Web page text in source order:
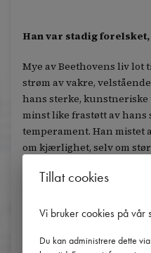
Han var stadig
Mye av Beethovens liv
strøm av vakre,
hans sterke,
minst like frastøtt av
temperament. Han mistet
om kjærlighet, selv om
seg at Beethoven noen
beilere kanskje også innså.
Tillat cookies
Vi bruker cookies på vår
Du kan administrere dette